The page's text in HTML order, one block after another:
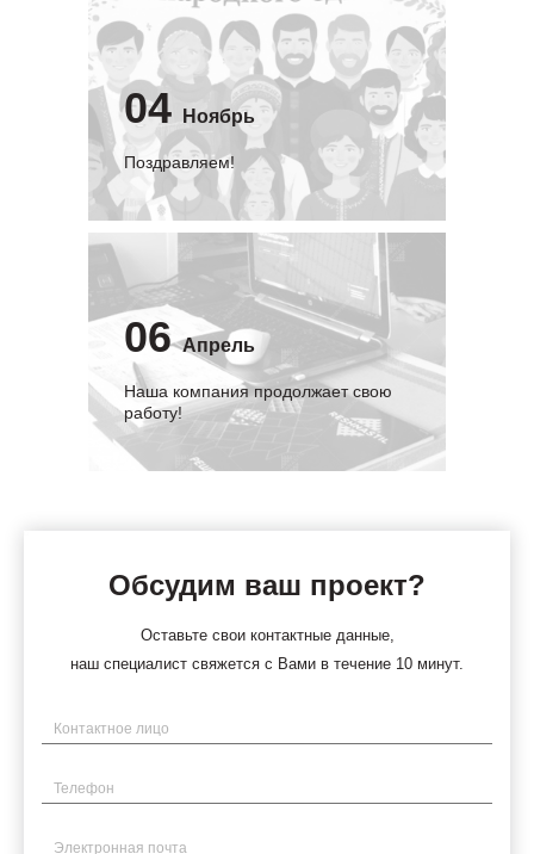
04 Ноябрь
Поздравляем!
06 Апрель
Наша компания продолжает свою
работу!
Обсудим ваш проект?
Оставьте свои контактные данные,
наш специалист свяжется с Вами в течение 10 минут.
Имя
Телефон
Электронная почта